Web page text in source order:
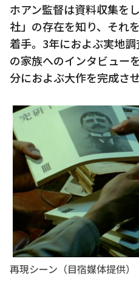
ホアン監督は資料収集を
社」の存在を知り、それ
着手。3年におよぶ実地
の家族へのインタビュー
分におよぶ大作を完成させ
再現シーン（目宿媒体提供）